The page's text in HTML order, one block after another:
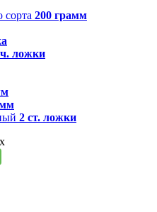
200 грамм
ч. ложки
2 ст. ложки